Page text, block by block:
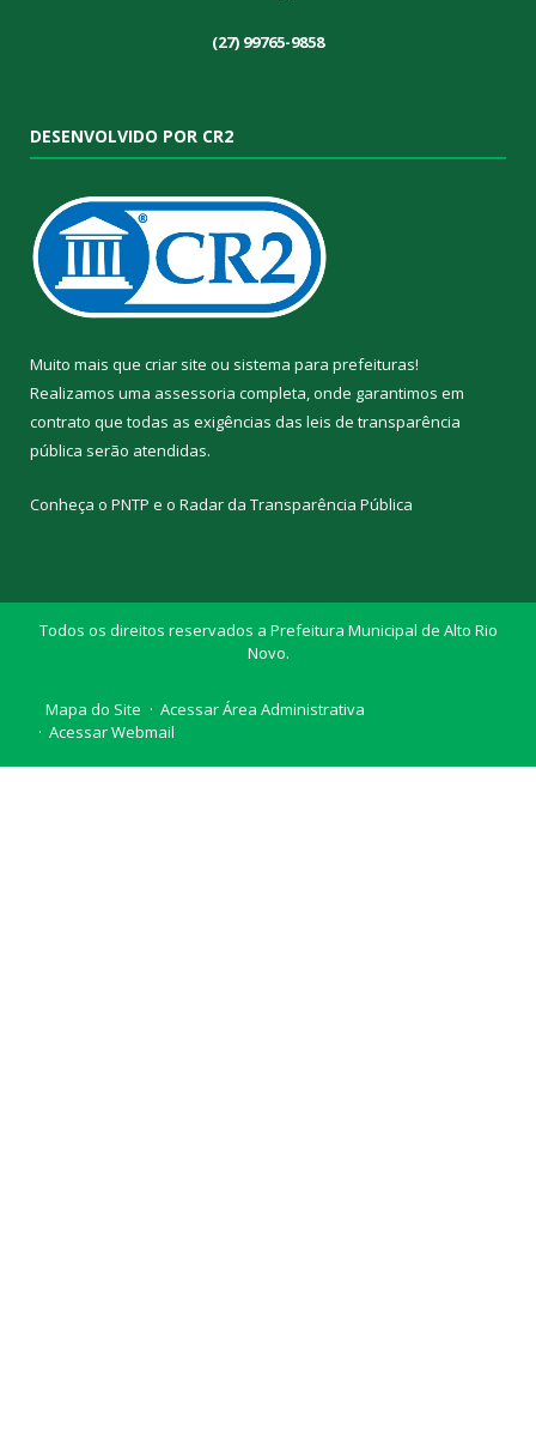
(27) 99765-9858
DESENVOLVIDO POR CR2
Muito mais que criar site ou sistema para prefeituras!
Realizamos uma assessoria completa, onde garantimos em
contrato que todas as exigências das leis de transparência
pública serão atendidas.
Conheça o PNTP e o Radar da Transparência Pública
Todos os direitos reservados a Prefeitura Municipal de Alto Rio
Novo.
Mapa do Site
Acessar Área Administrativa
Acessar Webmail